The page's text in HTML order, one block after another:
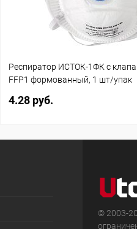
Респиратор ИСТОК-1ФК с
FFP1 формованный, 1 шт/упак
4.28 руб.
© 2003-